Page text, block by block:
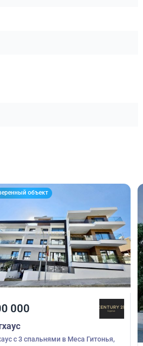
объект
000
с 3 спальнями в Меса Гитонья,